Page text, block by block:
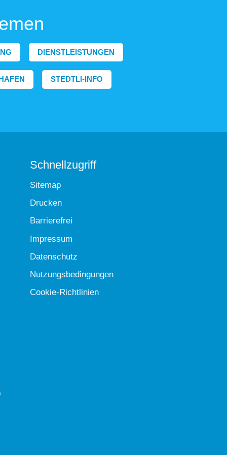
DIENSTLEISTUNGEN
STEDTLI-INFO
Schnellzugriff
Sitemap
Drucken
Barrierefrei
Impressum
Datenschutz
Nutzungsbedingungen
Cookie-Richtlinien